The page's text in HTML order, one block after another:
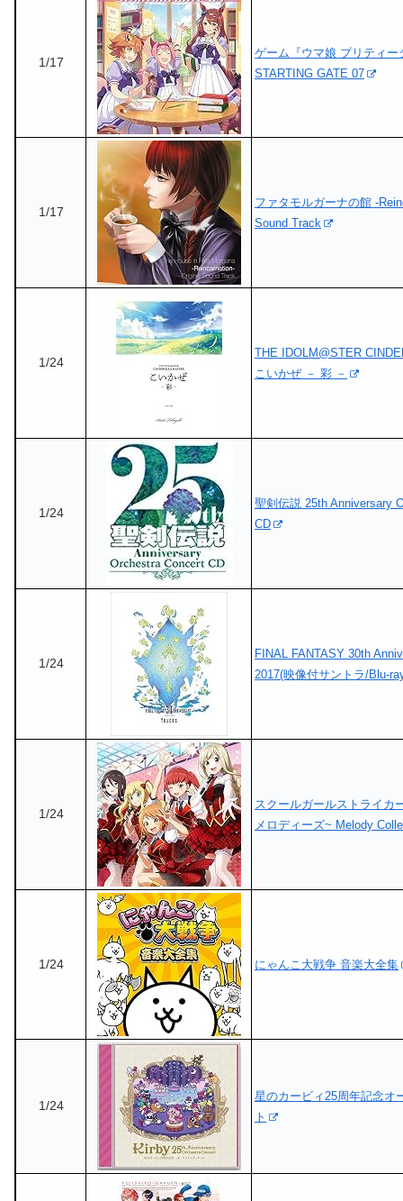
1/17
ゲーム『ウマ娘 プリティー
STARTING GATE 07
1/17
ファタモルガーナの館 -
Sound Track
1/24
THE IDOLM@STER
こいかぜ － 彩 －
1/24
聖剣伝説 25th Anniversary
CD
1/24
FINAL FANTASY 30th
2017(映像付サントラ/Blu-
1/24
スクールガールストライカ
メロディーズ~ Melody
1/24 にゃんこ大戦争 音楽大全集
1/24
星のカービィ25周年記念オ
ト